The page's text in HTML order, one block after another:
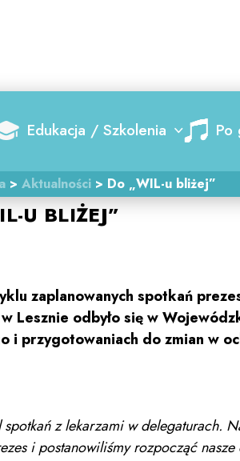
Edukacja / Szkolenia Po
>Aktualności > Do „WIL-u bliżej”
U BLIŻEJ”
zaplanowanych spotkań
Lesznie odbyło się w
i przygotowaniach do zmian w
z lekarzami w delegaturach.
i postanowiliśmy rozpocząć nasze